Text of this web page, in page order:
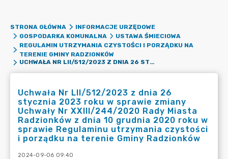
STRONA GŁÓWNA
INFORMACJE URZĘDOWE
GOSPODARKA KOMUNALNA
USTAWA ŚMIECIOWA
REGULAMIN UTRZYMANIA CZYSTOŚCI I PORZĄDKU NA
TERENIE GMINY RADZIONKÓW
UCHWAŁA NR LII/512/2023 Z DNIA 26 STYCZNIA 2023 ROKU W SPRAWIE ZMIANY UCHWAŁY NR XXIII/244/2020 RADY MIASTA RADZIONKÓW Z DNIA 10 GRUDNIA 2020 ROKU W SPRAWIE REGULAMINU UTRZYMANIA CZYSTOŚCI I PORZĄDKU NA TERENIE GMINY RADZIONKÓW
Uchwała Nr LII/512/2023 z dnia 26
stycznia 2023 roku w sprawie zmiany
Uchwały Nr XXIII/244/2020 Rady Miasta
Radzionków z dnia 10 grudnia 2020 roku w
sprawie Regulaminu utrzymania czystości
i porządku na terenie Gminy Radzionków
2024-09-06 09:40